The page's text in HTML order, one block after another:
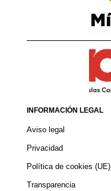
INFORMACIÓN LEGAL
Aviso legal
Privacidad
Política de cookies (UE)
Transparencia